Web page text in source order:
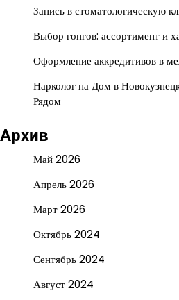
Запись в стоматологическую
Выбор гонгов: ассортимент и
Оформление аккредитивов в
Нарколог на Дом в
Рядом
Архив
Май 2026
Апрель 2026
Март 2026
Октябрь 2024
Сентябрь 2024
Август 2024